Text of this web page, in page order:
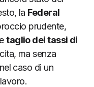
la Federal
prudente,
taglio dei tassi di
ma senza
caso di un